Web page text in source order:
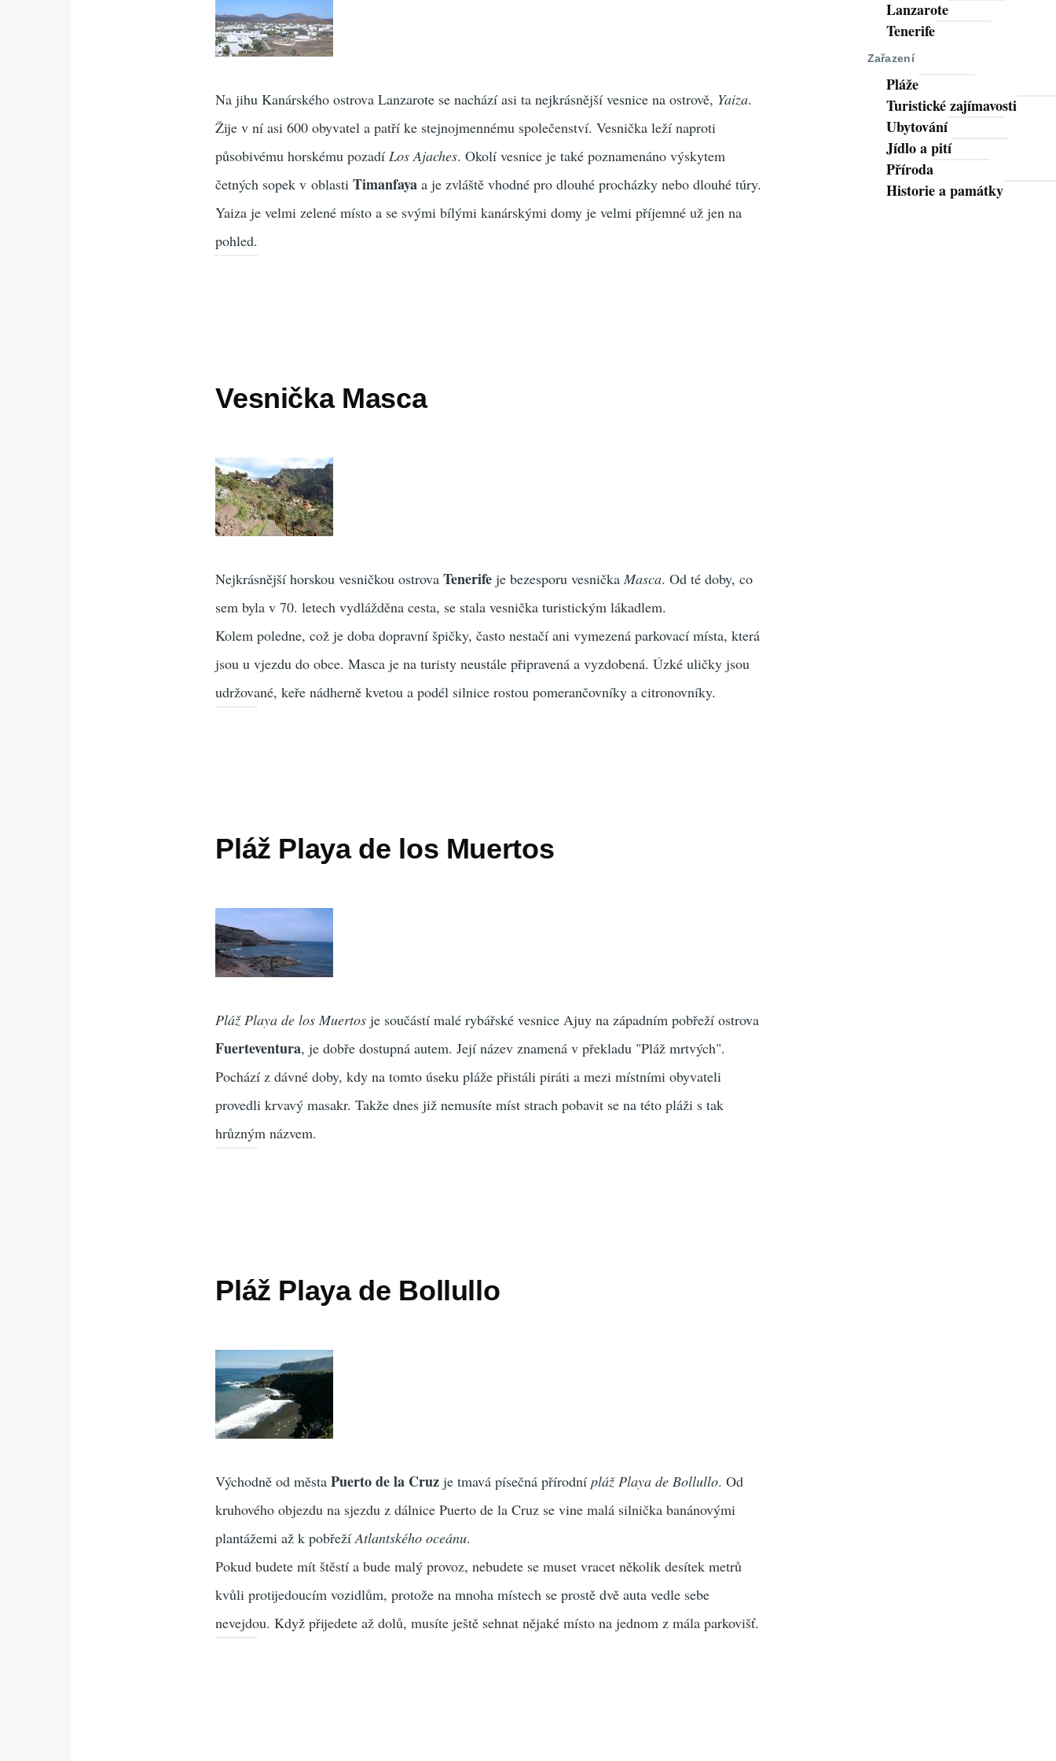
Na jihu Kanárského ostrova Lanzarote se nachází asi ta nejkrásnější vesnice na ostrově, Yaiza.
Žije v ní asi 600 obyvatel a patří ke stejnojmennému společenství. Vesnička leží naproti
působivému horskému pozadí Los Ajaches. Okolí vesnice je také poznamenáno výskytem
četných sopek v oblastiTimanfaya a je zvláště vhodné pro dlouhé procházky nebo dlouhé túry.
Yaiza je velmi zelené místo a se svými bílými kanárskými domy je velmi příjemné už jen na
pohled.
Vesnička Masca
Nejkrásnější horskou vesničkou ostrovaTenerife je bezesporu vesnička Masca. Od té doby, co
sem byla v 70. letech vydlážděna cesta, se stala vesnička turistickým lákadlem.
Kolem poledne, což je doba dopravní špičky, často nestačí ani vymezená parkovací místa, která
jsou u vjezdu do obce. Masca je na turisty neustále připravená a vyzdobená. Úzké uličky jsou
udržované, keře nádherně kvetou a podél silnice rostou pomerančovníky a citronovníky.
Pláž Playa de los Muertos
Pláž Playa de los Muertos je součástí malé rybářské vesnice Ajuy na západním pobřeží ostrova
Fuerteventura, je dobře dostupná autem. Její název znamená v překladu "Pláž mrtvých".
Pochází z dávné doby, kdy na tomto úseku pláže přistáli piráti a mezi místními obyvateli
provedli krvavý masakr. Takže dnes již nemusíte míst strach pobavit se na této pláži s tak
hrůzným názvem.
Pláž Playa de Bollullo
Východně od městaPuerto de la Cruz je tmavá písečná přírodnípláž Playa de Bollullo. Od
kruhového objezdu na sjezdu z dálnice Puerto de la Cruz se vine malá silnička banánovými
plantážemi až k pobřežíAtlantského oceánu.
Pokud budete mít štěstí a bude malý provoz, nebudete se muset vracet několik desítek metrů
kvůli protijedoucím vozidlům, protože na mnoha místech se prostě dvě auta vedle sebe
nevejdou. Když přijedete až dolů, musíte ještě sehnat nějaké místo na jednom z mála parkovišť.
Lanzarote
Tenerife
Zařazení
Pláže
Turistické zajímavosti
Ubytování
Jídlo a pití
Příroda
Historie a památky